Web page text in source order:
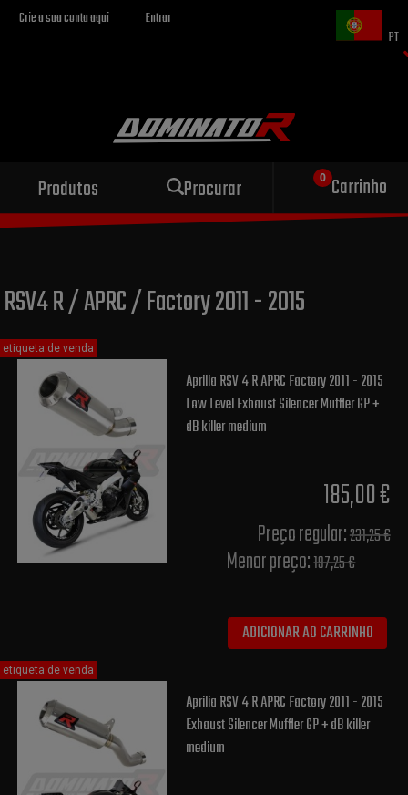
Crie a sua conta aqui
Entrar
PT
Produtos Procurar Carrinho
Escape esportivo
para sua motocicleta
RSV4 R / APRC / Factory 2011 - 2015
Aprilia RSV 4 R APRC Factory 2011 - 2015
Low Level Exhaust Silencer Muffler GP +
dB killer medium
185,00 €
Preço regular:231,25 €
Menor preço:197,25 €
ADICIONAR AO CARRINHO
etiqueta de venda
Aprilia RSV 4 R APRC Factory 2011 - 2015
Exhaust Silencer Muffler GP + dB killer
medium
etiqueta de venda